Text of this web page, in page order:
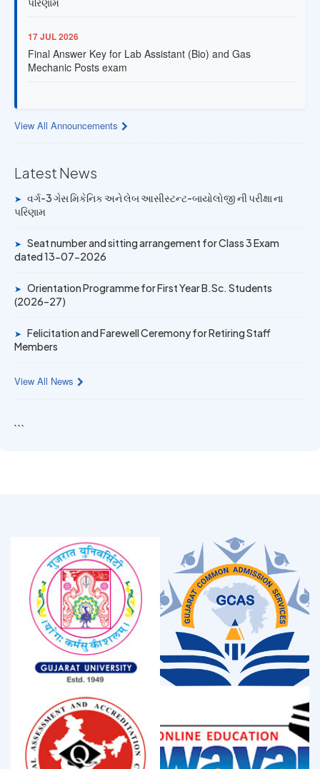
17 JUL 2026
Final Answer Key for Lab Assistant (Bio) and Gas
Mechanic Posts exam
Mechanic Posts exam
University Rank Achievers – T.Y. B.Sc. Sem-6 (2025–26)
19 MAY 2026
1 (2025–26)
View All Announcements
Latest News
➤ વર્ગ-3 ગેસ મિકેનિક અને લેબ આસીસ્ટન્ટ-બાયોલોજી ની પરીક્ષા ના
પરિણામ
➤ Seat number and sitting arrangement for Class 3 Exam
dated 13-07-2026
➤ Orientation Programme for First Year B.Sc. Students
(2026–27)
➤ Felicitation and Farewell Ceremony for Retiring Staff
Members
View All News
```